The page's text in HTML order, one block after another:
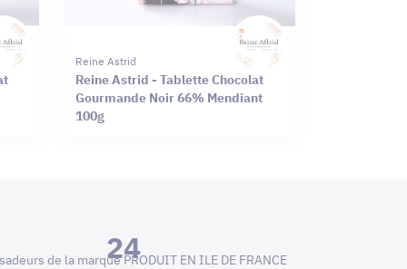
Reine Astrid
Reine Astrid - Tablette Chocolat
Gourmande Noir 66% Mendiant
100g
24
de la marque PRODUIT EN ILE DE FRANCE